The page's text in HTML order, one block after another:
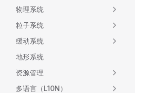
物理系统
粒子系统
缓动系统
地形系统
资源管理
多语言（L10N）